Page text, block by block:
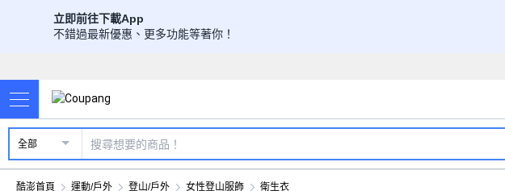
立即前往下載App
不錯過最新優惠、更多功能等著你！
全部
酷澎首頁 運動/戶外 登山/戶外 女性登山服飾 衛生衣